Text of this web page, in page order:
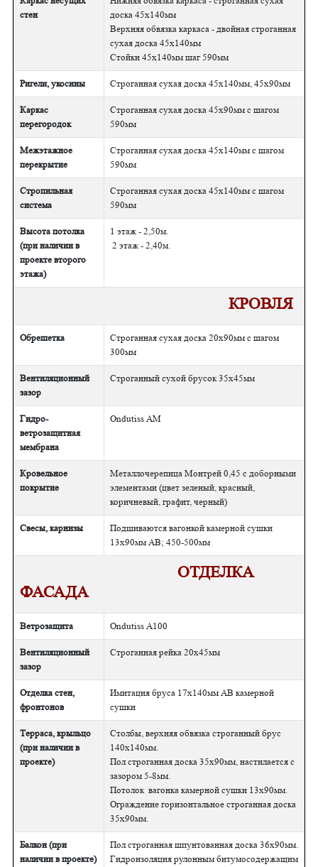
стен
доска 45х140мм
Верхняя обвязка каркаса - двойная строганная
сухая доска 45х140мм
Стойки 45х140мм шаг 590мм
Ригели, укосины Строганная сухая доска 45х140мм, 45х90мм
Каркас
перегородок
Строганная сухая доска 45х90мм с шагом
590мм
Межэтажное
перекрытие
Строганная сухая доска 45х140мм с шагом
590мм
Стропильная
система
Строганная сухая доска 45х140мм с шагом
590мм
Высота потолка
(при наличии в
проекте второго
этажа)
1 этаж - 2,50м.
2 этаж - 2,40м.
КРОВЛЯ
Обрешетка
Строганная сухая доска 20х90мм с шагом
300мм
Вентиляционный
зазор
Строганный сухой брусок 35х45мм
Гидро-
ветрозащитная
мембрана
Ondutiss АМ
Кровельное
покрытие
Металлочерепица Монтрей 0,45 с доборными
элементами (цвет зеленый, красный,
коричневый, графит, черный)
Свесы, карнизы
Подшиваются вагонкой камерной сушки
13х90мм АВ; 450-500мм
ОТДЕЛКА
ФАСАДА
Ветрозащита Ondutiss А100
Вентиляционный
зазор
Строганная рейка 20х45мм
Отделка стен,
фронтонов
Имитация бруса 17х140мм АВ камерной
сушки
Терраса, крыльцо
(при наличии в
проекте)
Столбы, верхняя обвязка строганный брус
140х140мм.
Пол строганная доска 35х90мм, настилается с
зазором 5-8мм.
Потолок вагонка камерной сушки 13х90мм.
Ограждение горизонтальное строганная доска
35х90мм.
Балкон (при
наличии в проекте)
Пол строганная шпунтованная доска 36х90мм.
Гидроизоляция рулонным битумосодержащим